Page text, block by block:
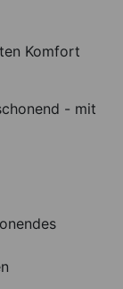
Komfort
- mit